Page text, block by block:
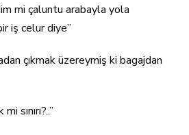
mi çaluntu arabayla yola
iş celur diye”
çıkmak üzereymiş ki bagajdan
sınırı?..”